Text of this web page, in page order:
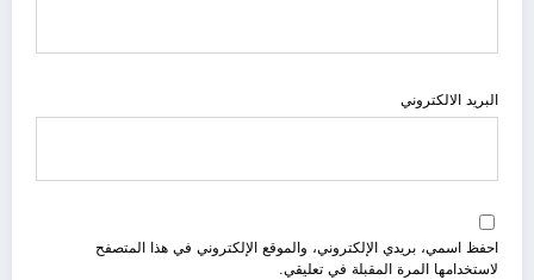
البريد الالكتروني
احفظ اسمي، بريدي الإلكتروني، والموقع الإلكتروني في هذا المتصفح
لاستخدامها المرة المقبلة في تعليقي.